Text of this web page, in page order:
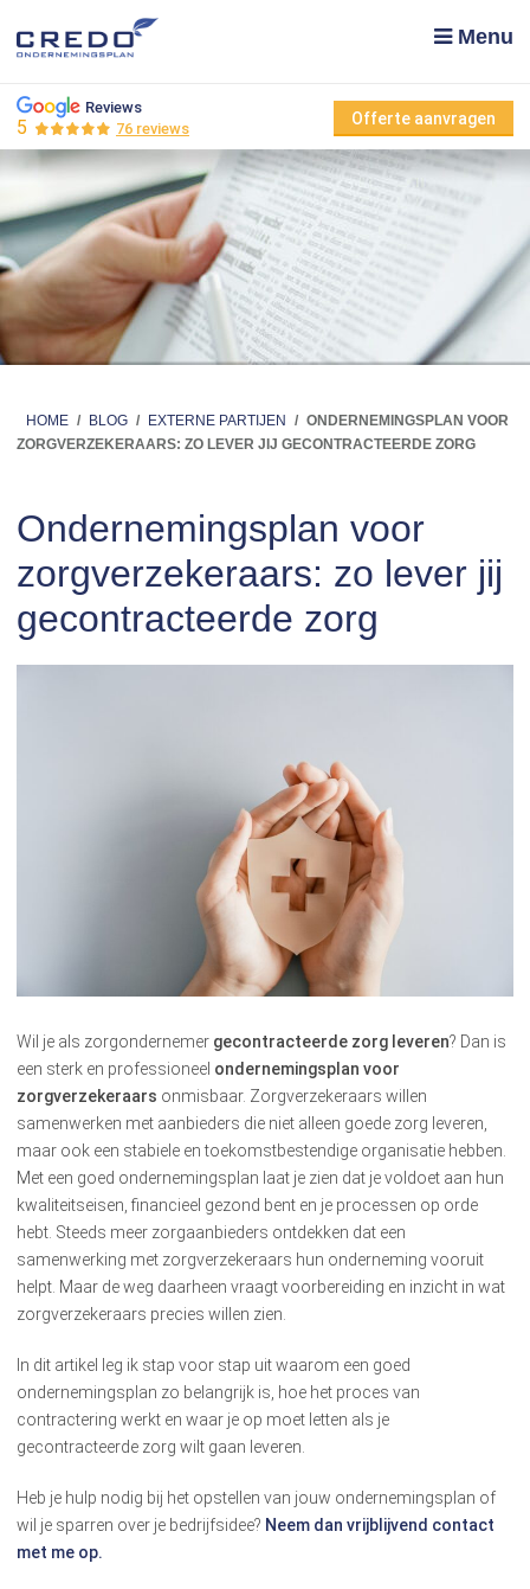
Menu
Reviews
5 76 reviews
Offerte aanvragen
HOME / BLOG / EXTERNE PARTIJEN / ONDERNEMINGSPLAN VOOR
ZORGVERZEKERAARS: ZO LEVER JIJ GECONTRACTEERDE ZORG
Ondernemingsplan voor
zorgverzekeraars: zo lever jij
gecontracteerde zorg
Wil je als zorgondernemer gecontracteerde zorg leveren? Dan is
een sterk en professioneel ondernemingsplan voor
zorgverzekeraars onmisbaar. Zorgverzekeraars willen
samenwerken met aanbieders die niet alleen goede zorg leveren,
maar ook een stabiele en toekomstbestendige organisatie hebben.
Met een goed ondernemingsplan laat je zien dat je voldoet aan hun
kwaliteitseisen, financieel gezond bent en je processen op orde
hebt. Steeds meer zorgaanbieders ontdekken dat een
samenwerking met zorgverzekeraars hun onderneming vooruit
helpt. Maar de weg daarheen vraagt voorbereiding en inzicht in wat
zorgverzekeraars precies willen zien.
In dit artikel leg ik stap voor stap uit waarom een goed
ondernemingsplan zo belangrijk is, hoe het proces van
contractering werkt en waar je op moet letten als je
gecontracteerde zorg wilt gaan leveren.
Heb je hulp nodig bij het opstellen van jouw ondernemingsplan of
wil je sparren over je bedrijfsidee? Neem dan vrijblijvend contact
met me op.